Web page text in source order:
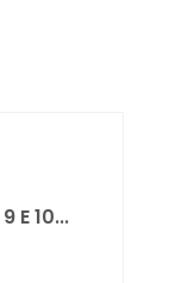
E 10...